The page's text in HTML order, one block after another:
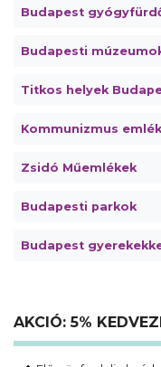
Budapest
Budapesti
Titkos helyek
Kommunizmus
Zsidó Műemlékek
Budapesti parkok
Budapest
AKCIÓ: 5%